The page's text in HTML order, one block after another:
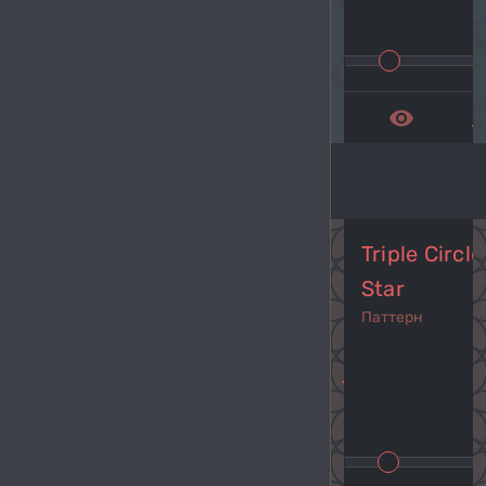
remove_red_eye
navigate_before
Triple
Star
Паттерн